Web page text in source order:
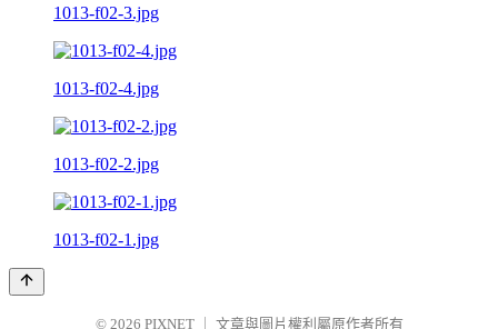
1013-f02-3.jpg
1013-f02-4.jpg
1013-f02-2.jpg
1013-f02-1.jpg
© 2026 PIXNET 文章與圖片權利屬原作者所有